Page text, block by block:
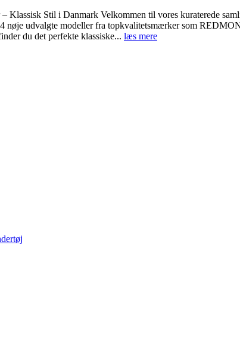
Klassisk Stil i Danmark Velkommen til vores kuraterede
nøje udvalgte modeller fra topkvalitetsmærker som
du det perfekte klassiske... læs mere